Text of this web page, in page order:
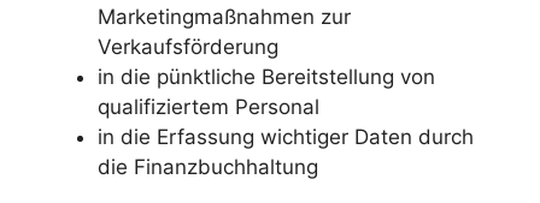
Marketingmaßnahmen zur
Verkaufsförderung
in die pünktliche Bereitstellung von
qualifiziertem Personal
in die Erfassung wichtiger Daten durch
die Finanzbuchhaltung